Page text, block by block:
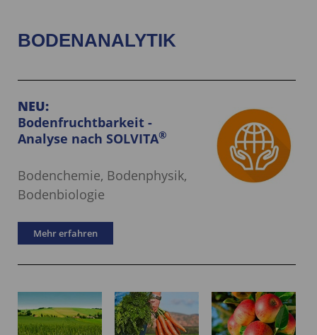
BODENANALYTIK
NEU:
Bodenfruchtbarkeit -
Analyse nach SOLVITA®
Bodenchemie, Bodenphysik,
Bodenbiologie
Mehr erfahren